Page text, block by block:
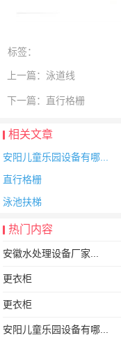
标签：
上一篇： 泳道线
下一篇： 直行格栅
相关文章
安阳儿童乐园设备有哪...
直行格栅
泳池扶梯
热门内容
安徽水处理设备厂家...
更衣柜
更衣柜
安阳儿童乐园设备有哪...